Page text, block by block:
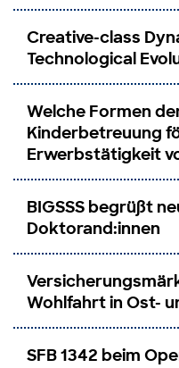
Creative-class
Technological
Welche Formen
Kinderbetreuung
Erwerbstätigkeit
BIGSSS begrüßt
Doktorand:innen
Wohlfahrt in Ost-
SFB 1342 beim